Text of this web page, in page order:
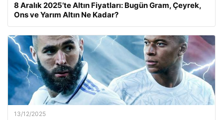
8 Aralık 2025’te Altın Fiyatları: Bugün Gram, Çeyrek,
Ons ve Yarım Altın Ne Kadar?
13/12/2025